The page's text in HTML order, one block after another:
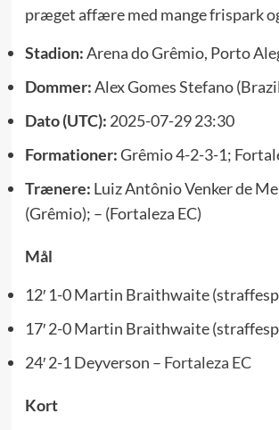
præget affære med mange frispark
Stadion:Arena do Grêmio, Porto
Dommer:Alex Gomes Stefano
Dato (UTC): 2025-07-29 23:30
Formationer:Grêmio 4-2-3-1;
Trænere: Luiz Antônio Venker de
(Grêmio); – (Fortaleza EC)
Mål
12′ 1-0 Martin Braithwaite
17′ 2-0 Martin Braithwaite
24′ 2-1 Deyverson – Fortaleza EC
Kort